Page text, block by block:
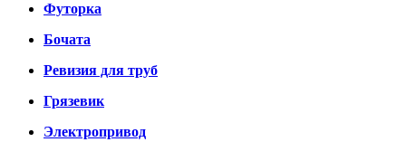
Футорка
Бочата
Ревизия для труб
Грязевик
Электропривод